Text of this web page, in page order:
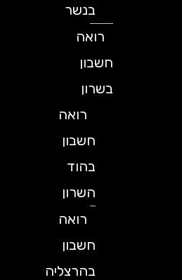
בנשר
רואה
חשבון
בשרון
רואה
חשבון
בהוד
השרון
רואה
חשבון
בהרצליה